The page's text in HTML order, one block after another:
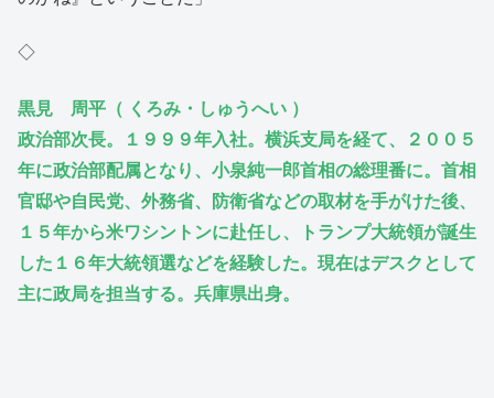
◇
黒見 周平（ くろみ・しゅうへい ）
政治部次長。１９９９年入社。横浜支局を経て、２００５
年に政治部配属となり、小泉純一郎首相の総理番に。首相
官邸や自民党、外務省、防衛省などの取材を手がけた後、
１５年から米ワシントンに赴任し、トランプ大統領が誕生
した１６年大統領選などを経験した。現在はデスクとして
主に政局を担当する。兵庫県出身。